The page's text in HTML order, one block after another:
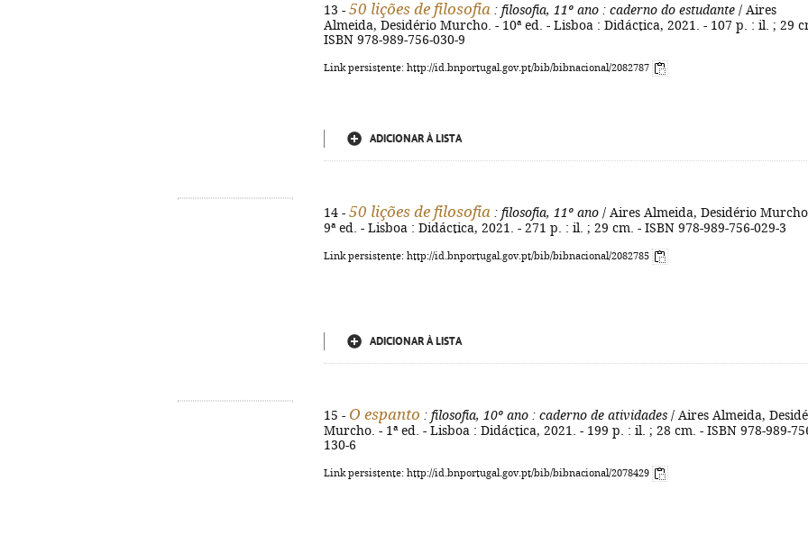
13 - 50 lições de filosofia : filosofia, 11º ano : caderno do estudante / Aires
Almeida, Desidério Murcho. - 10ª ed. - Lisboa : Didáctica, 2021. - 107 p. : il. ; 29
ISBN 978-989-756-030-9
Link persistente: http://id.bnportugal.gov.pt/bib/bibnacional/2082787
ADICIONAR À LISTA
14 - 50 lições de filosofia : filosofia, 11º ano / Aires Almeida, Desidério
9ª ed. - Lisboa : Didáctica, 2021. - 271 p. : il. ; 29 cm. - ISBN 978-989-756-029-3
Link persistente: http://id.bnportugal.gov.pt/bib/bibnacional/2082785
ADICIONAR À LISTA
15 - O espanto : filosofia, 10º ano : caderno de atividades / Aires Almeida,
Murcho. - 1ª ed. - Lisboa : Didáctica, 2021. - 199 p. : il. ; 28 cm. - ISBN 978-989-
130-6
Link persistente: http://id.bnportugal.gov.pt/bib/bibnacional/2078429